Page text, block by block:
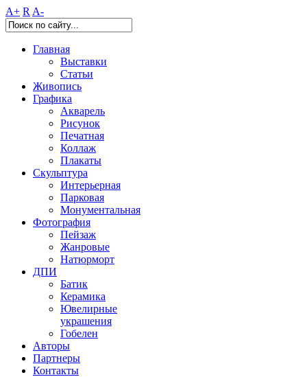
A+ R A-
Главная
Выставки
Статьи
Живопись
Графика
Акварель
Рисунок
Печатная
Коллаж
Плакаты
Скульптура
Интерьерная
Парковая
Монументальная
Фотография
Пейзаж
Жанровые
Натюрморт
ДПИ
Батик
Керамика
Ювелирные
украшения
Гобелен
Авторы
Партнеры
Контакты